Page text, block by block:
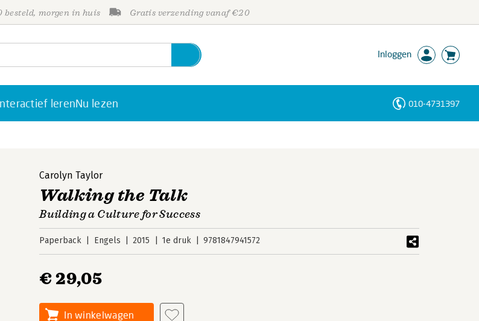
besteld, morgen in huis Gratis verzending vanaf €20
Inloggen
lerenNu lezen 010-4731397
Carolyn Taylor
Walking the Talk
Building a Culture for Success
Paperback Engels 2015 1e druk 9781847941572
€ 29,05
In winkelwagen
Personen